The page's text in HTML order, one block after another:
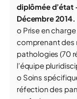
diplômée d’état
Décembre 2014.
o Prise en
comprenant des
pathologies (70
l’équipe
o Soins
réfection des